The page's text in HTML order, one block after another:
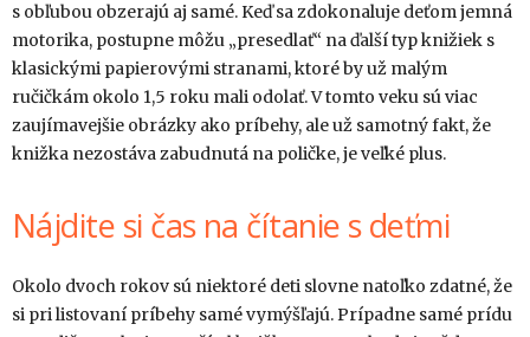
s obľubou obzerajú aj samé. Keď sa zdokonaluje deťom jemná
motorika, postupne môžu „presedlať“ na ďalší typ knižiek s
klasickými papierovými stranami, ktoré by už malým
ručičkám okolo 1,5 roku mali odolať. V tomto veku sú viac
zaujímavejšie obrázky ako príbehy, ale už samotný fakt, že
knižka nezostáva zabudnutá na poličke, je veľké plus.
Nájdite si čas na čítanie s deťmi
Okolo dvoch rokov sú niektoré deti slovne natoľko zdatné, že
si pri listovaní príbehy samé vymýšľajú. Prípadne samé prídu